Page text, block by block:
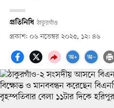
প্রতিনিধি ঠাকুরগাঁও
প্রকাশ: ০৬ নভেম্বর ২০২৫, ১২: ৪৬